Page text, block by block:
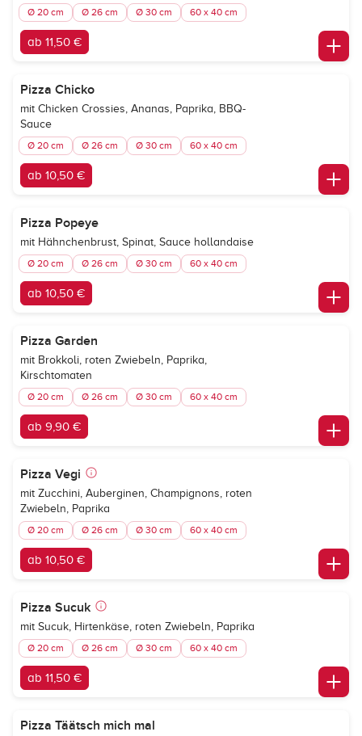
Ø 20 cm Ø 26 cm Ø 30 cm 60 x 40 cm
ab 11,50 €
Pizza Chicko
mit Chicken Crossies, Ananas, Paprika, BBQ-
Sauce
Ø 20 cm Ø 26 cm Ø 30 cm 60 x 40 cm
ab 10,50 €
Pizza Popeye
mit Hähnchenbrust, Spinat, Sauce hollandaise
Ø 20 cm Ø 26 cm Ø 30 cm 60 x 40 cm
ab 10,50 €
Pizza Garden
mit Brokkoli, roten Zwiebeln, Paprika,
Kirschtomaten
Ø 20 cm Ø 26 cm Ø 30 cm 60 x 40 cm
ab 9,90 €
Pizza Vegi
mit Zucchini, Auberginen, Champignons, roten
Zwiebeln, Paprika
Ø 20 cm Ø 26 cm Ø 30 cm 60 x 40 cm
ab 10,50 €
Pizza Sucuk
mit Sucuk, Hirtenkäse, roten Zwiebeln, Paprika
Ø 20 cm Ø 26 cm Ø 30 cm 60 x 40 cm
ab 11,50 €
Pizza Täätsch mich mal